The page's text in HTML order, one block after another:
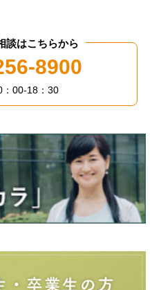
談はこちらから
8900
：00-18：30